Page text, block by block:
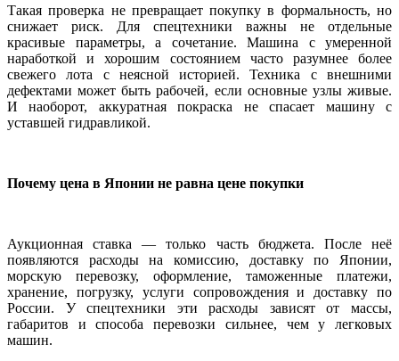
Такая проверка не превращает покупку в формальность, но
снижает риск. Для спецтехники важны не отдельные
красивые параметры, а сочетание. Машина с умеренной
наработкой и хорошим состоянием часто разумнее более
свежего лота с неясной историей. Техника с внешними
дефектами может быть рабочей, если основные узлы живые.
И наоборот, аккуратная покраска не спасает машину с
уставшей гидравликой.
Почему цена в Японии не равна цене покупки
Аукционная ставка — только часть бюджета. После неё
появляются расходы на комиссию, доставку по Японии,
морскую перевозку, оформление, таможенные платежи,
хранение, погрузку, услуги сопровождения и доставку по
России. У спецтехники эти расходы зависят от массы,
габаритов и способа перевозки сильнее, чем у легковых
машин.